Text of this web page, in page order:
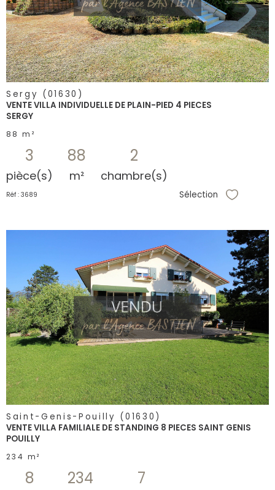
bien
Sergy (01630)
VENTE VILLA INDIVIDUELLE DE PLAIN-PIED 4 PIECES
SERGY
88 m²
3
pièce(s)
88
m²
2
chambre(s)
Réf : 3689 Sélection
voir le
bien
Saint-Genis-Pouilly (01630)
VENTE VILLA FAMILIALE DE STANDING 8 PIECES SAINT GENIS
POUILLY
234 m²
8 234 7